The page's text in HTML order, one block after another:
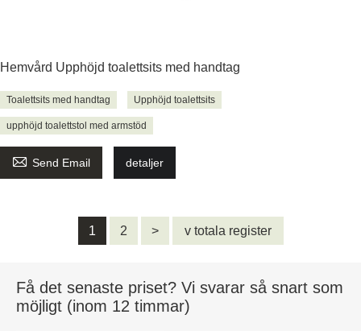
Hemvård Upphöjd toalettsits med handtag
Toalettsits med handtag Upphöjd toalettsits
upphöjd toalettstol med armstöd
 Send Email detaljer
1 2 > v totala register
Få det senaste priset? Vi svarar så snart som
möjligt (inom 12 timmar)